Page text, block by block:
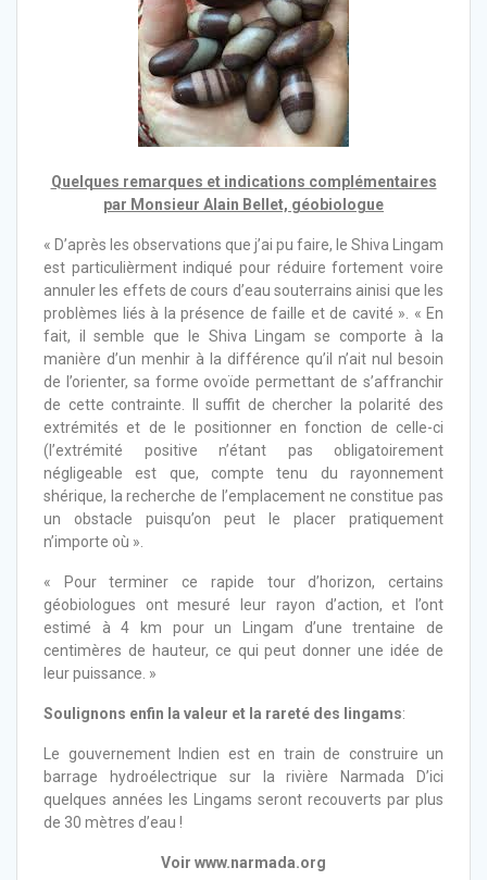
Quelques remarques et indications complémentaires
par Monsieur Alain Bellet, géobiologue
« D’après les observations que j’ai pu faire, le Shiva Lingam
est particulièrment indiqué pour réduire fortement voire
annuler les effets de cours d’eau souterrains ainisi que les
problèmes liés à la présence de faille et de cavité ». « En
fait, il semble que le Shiva Lingam se comporte à la
manière d’un menhir à la différence qu’il n’ait nul besoin
de l’orienter, sa forme ovoïde permettant de s’affranchir
de cette contrainte. Il suffit de chercher la polarité des
extrémités et de le positionner en fonction de celle-ci
(l’extrémité positive n’étant pas obligatoirement
négligeable est que, compte tenu du rayonnement
shérique, la recherche de l’emplacement ne constitue pas
un obstacle puisqu’on peut le placer pratiquement
n’importe où ».
« Pour terminer ce rapide tour d’horizon, certains
géobiologues ont mesuré leur rayon d’action, et l’ont
estimé à 4 km pour un Lingam d’une trentaine de
centimères de hauteur, ce qui peut donner une idée de
leur puissance. »
Soulignons enfin la valeur et la rareté des lingams:
Le gouvernement Indien est en train de construire un
barrage hydroélectrique sur la rivière Narmada D’ici
quelques années les Lingams seront recouverts par plus
de 30 mètres d’eau !
Voir www.narmada.org